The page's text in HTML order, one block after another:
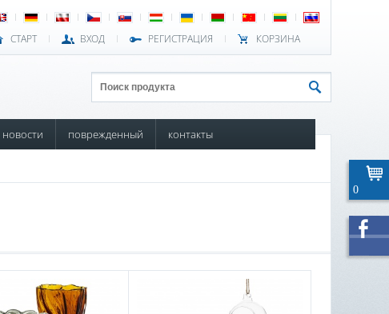
СТАРТ ВХОД РЕГИСТРАЦИЯ КОРЗИНА
новости поврежденный контакты
0